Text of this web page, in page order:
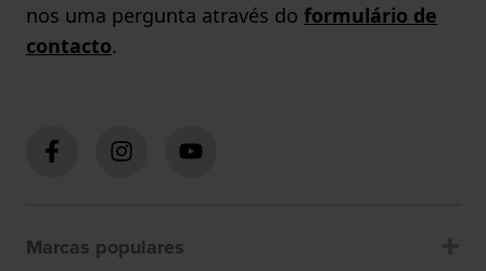
nos uma pergunta através do formulário de
contacto.
Marcas populares